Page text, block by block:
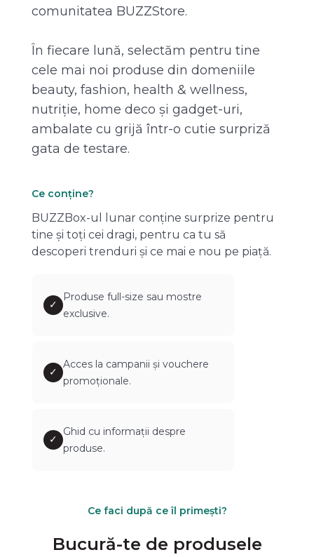
comunitatea BUZZStore.
În fiecare lună, selectăm pentru tine
cele mai noi produse din domeniile
beauty, fashion, health & wellness,
nutriție, home deco și gadget-uri,
ambalate cu grijă într-o cutie surpriză
gata de testare.
Ce conține?
BUZZBox-ul lunar conține surprize pentru
tine și toți cei dragi, pentru ca tu să
descoperi trenduri și ce mai e nou pe piață.
✓
Produse full-size sau mostre
exclusive.
✓
Acces la campanii și vouchere
promoționale.
✓
Ghid cu informații despre
produse.
Ce faci după ce îl primești?
Bucură-te de produsele